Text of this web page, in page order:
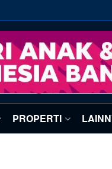
PROPERTI